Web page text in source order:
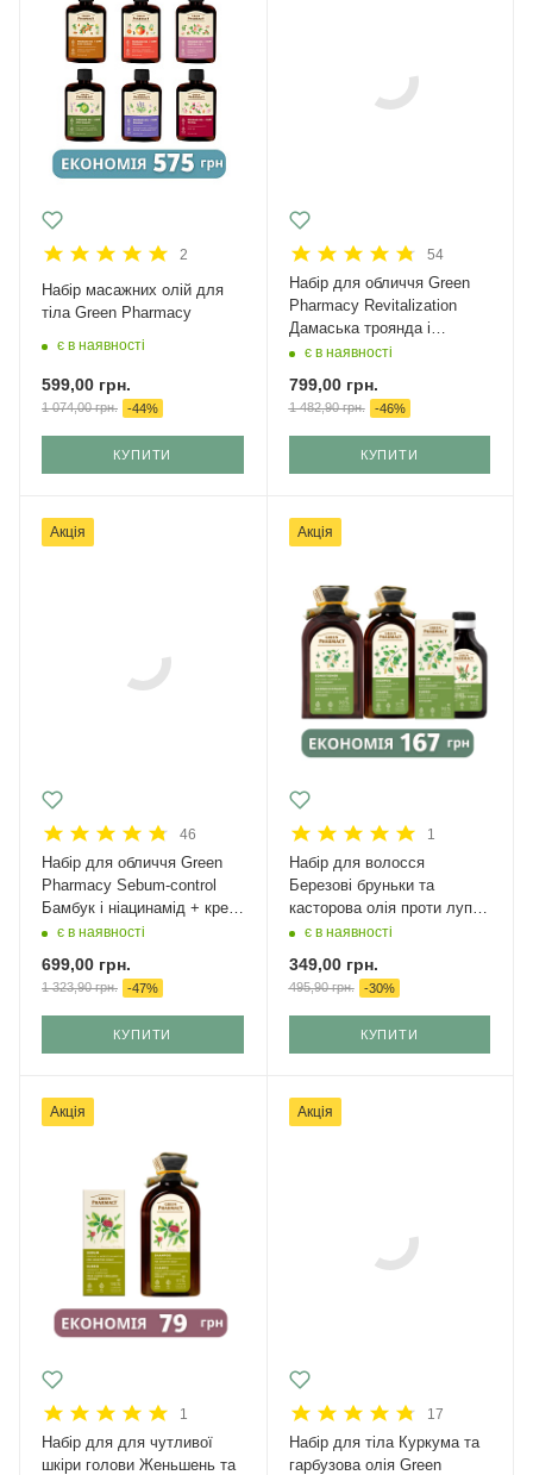
2
Набір масажних олій для
тіла Green Pharmacy
є в наявності
599,00 грн.
1 074,00грн. -44%
КУПИТИ
54
Набір для обличчя Green
Рharmacy Revitalization
Дамаська троянда і
кераміди + крем з SPF 50
є в наявності
799,00грн.
1 482,90грн. -46%
КУПИТИ
Акція
46
Набір для обличчя Green
Рharmacy Sebum-control
Бамбук і ніацинамід + крем
з SPF 50
є в наявності
699,00 грн.
1 323,90грн. -47%
КУПИТИ
Акція
1
Набір для волосся
Березові бруньки та
касторова олія проти лупи
Green Pharmacy
є в наявності
349,00грн.
495,90грн. -30%
КУПИТИ
Акція
1
Набір для для чутливої
шкіри голови Женьшень та
Акція
17
Набір для тіла Куркума та
гарбузова олія Green